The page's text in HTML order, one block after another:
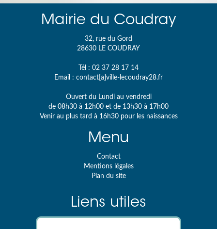
Mairie du Coudray
32, rue du Gord
28630 LE COUDRAY
Tél : 02 37 28 17 14
Email : contact[a]ville-lecoudray28.fr
Ouvert du Lundi au vendredi
de 08h30 à 12h00 et de 13h30 à 17h00
Venir au plus tard à 16h30 pour les naissances
Menu
Contact
Mentions légales
Plan du site
Liens utiles